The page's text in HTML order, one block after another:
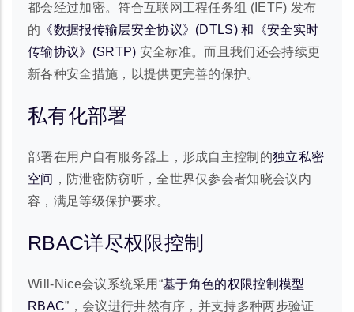
都会经过加密。符合互联网工程任务组 (IETF) 发布
的 《数据报传输层安全协议》(DTLS) 和《安全实时
传输协议》(SRTP) 安全标准。而且我们还会持续更
新各种安全措施，以提供更完善的保护。
私有化部署
部署在用户自有服务器上，形成自主控制的独立私密
空间 ，防泄密防窃听，全世界仅参会者知晓会议内
容，满足等级保护要求。
RBAC详尽权限控制
Will-Nice会议系统采用“基于角色的权限控制模型
RBAC”，会议进行井然有序，并支持多种两步验证